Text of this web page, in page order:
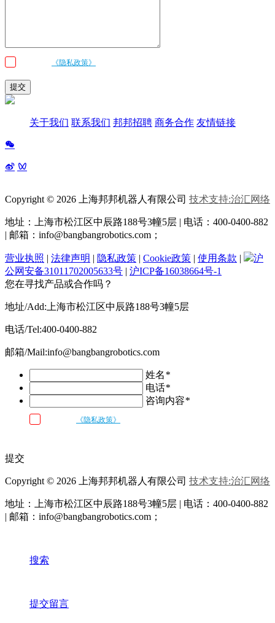
《隐私政策》
提交
关于我们 联系我们 邦邦招聘 商务合作 友情链接
Copyright © 2026 上海邦邦机器人有限公司 技术支持:治汇网络
地址：上海市松江区中辰路188号3幢5层 | 电话：400-0400-882
| 邮箱：info@bangbangrobotics.com；
营业执照 | 法律声明 | 隐私政策 | Cookie政策 | 使用条款 |
沪
公网安备31011702005633号 | 沪ICP备16038664号-1
您在寻找产品或合作吗？
地址/Add:上海市松江区中辰路188号3幢5层
电话/Tel:400-0400-882
邮箱/Mail:info@bangbangrobotics.com
姓名*
电话*
咨询内容*
《隐私政策》
提交
Copyright © 2026 上海邦邦机器人有限公司 技术支持:治汇网络
地址：上海市松江区中辰路188号3幢5层 | 电话：400-0400-882
| 邮箱：info@bangbangrobotics.com；
搜索
提交留言